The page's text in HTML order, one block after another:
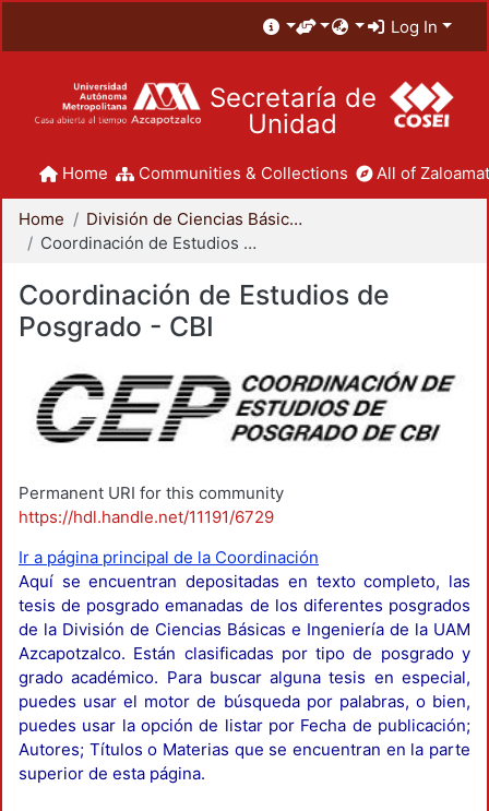
Log In
Secretaría de
Unidad
Home Communities & Collections All of
Home
División de Ciencias Básicas e Ingeniería
Coordinación de Estudios de Posgrado - CBI
Coordinación de Estudios de
Posgrado - CBI
Permanent URI for this community
https://hdl.handle.net/11191/6729
Ir a página principal de la Coordinación
Aquí se encuentran depositadas en texto completo, las
tesis de posgrado emanadas de los diferentes posgrados
de la División de Ciencias Básicas e Ingeniería de la UAM
Azcapotzalco. Están clasificadas por tipo de posgrado y
grado académico. Para buscar alguna tesis en especial,
puedes usar el motor de búsqueda por palabras, o bien,
puedes usar la opción de listar por Fecha de publicación;
Autores; Títulos o Materias que se encuentran en la parte
superior de esta página.